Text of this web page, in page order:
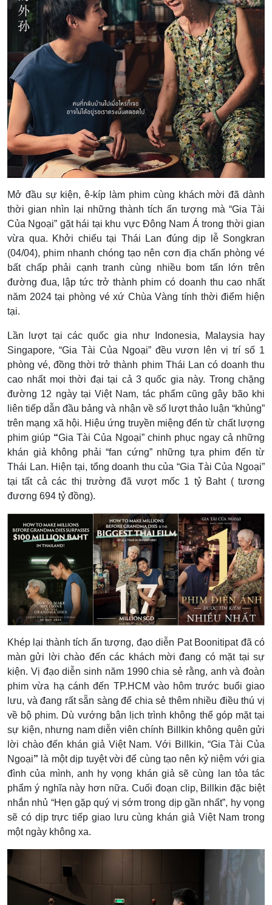
Mở đầu sự kiện, ê-kíp làm phim cùng khách mời đã dành
thời gian nhìn lại những thành tích ấn tượng mà “Gia Tài
Của Ngoại” gặt hái tại khu vực Đông Nam Á trong thời gian
vừa qua. Khởi chiếu tại Thái Lan đúng dịp lễ Songkran
(04/04), phim nhanh chóng tạo nên cơn địa chấn phòng vé
bất chấp phải cạnh tranh cùng nhiều bom tấn lớn trên
đường đua, lập tức trở thành phim có doanh thu cao nhất
năm 2024 tại phòng vé xứ Chùa Vàng tính thời điểm hiện
tại.
Lần lượt tại các quốc gia như Indonesia, Malaysia hay
Singapore, “Gia Tài Của Ngoại” đều vươn lên vị trí số 1
phòng vé, đồng thời trở thành phim Thái Lan có doanh thu
cao nhất mọi thời đại tại cả 3 quốc gia này. Trong chặng
đường 12 ngày tại Việt Nam, tác phẩm cũng gây bão khi
liên tiếp dẫn đầu bảng và nhận về số lượt thảo luận “khủng”
trên mạng xã hội. Hiệu ứng truyền miệng đến từ chất lượng
phim giúp “Gia Tài Của Ngoại” chinh phục ngay cả những
khán giả không phải “fan cứng” những tựa phim đến từ
Thái Lan. Hiện tại, tổng doanh thu của “Gia Tài Của Ngoại”
tại tất cả các thị trường đã vượt mốc 1 tỷ Baht ( tương
đương 694 tỷ đồng).
Khép lại thành tích ấn tượng, đạo diễn Pat Boonitipat đã có
màn gửi lời chào đến các khách mời đang có mặt tại sự
kiện. Vị đạo diễn sinh năm 1990 chia sẻ rằng, anh và đoàn
phim vừa hạ cánh đến TP.HCM vào hôm trước buổi giao
lưu, và đang rất sẵn sàng để chia sẻ thêm nhiều điều thú vị
về bộ phim. Dù vướng bận lịch trình không thể góp mặt tại
sự kiện, nhưng nam diễn viên chính Billkin không quên gửi
lời chào đến khán giả Việt Nam. Với Billkin, “Gia Tài Của
Ngoại” là một dịp tuyệt vời để cùng tạo nên kỷ niệm với gia
đình của mình, anh hy vọng khán giả sẽ cùng lan tỏa tác
phẩm ý nghĩa này hơn nữa. Cuối đoạn clip, Billkin đặc biệt
nhắn nhủ “Hẹn gặp quý vị sớm trong dịp gần nhất”, hy vọng
sẽ có dịp trực tiếp giao lưu cùng khán giả Việt Nam trong
một ngày không xa.